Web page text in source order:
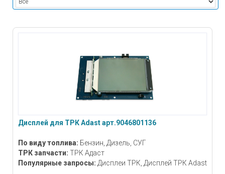
Дисплей для ТРК Adast арт.9046801136
По виду топлива: Бензин, Дизель, СУГ
ТРК запчасти: ТРК Адаст
Популярные запросы: Дисплеи ТРК, Дисплей ТРК Adast